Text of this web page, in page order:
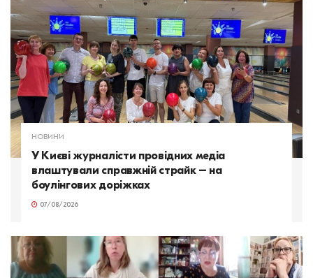
НОВИНИ
У Києві журналісти провідних медіа
влаштували справжній страйк – на
боулінгових доріжках
07/08/2026